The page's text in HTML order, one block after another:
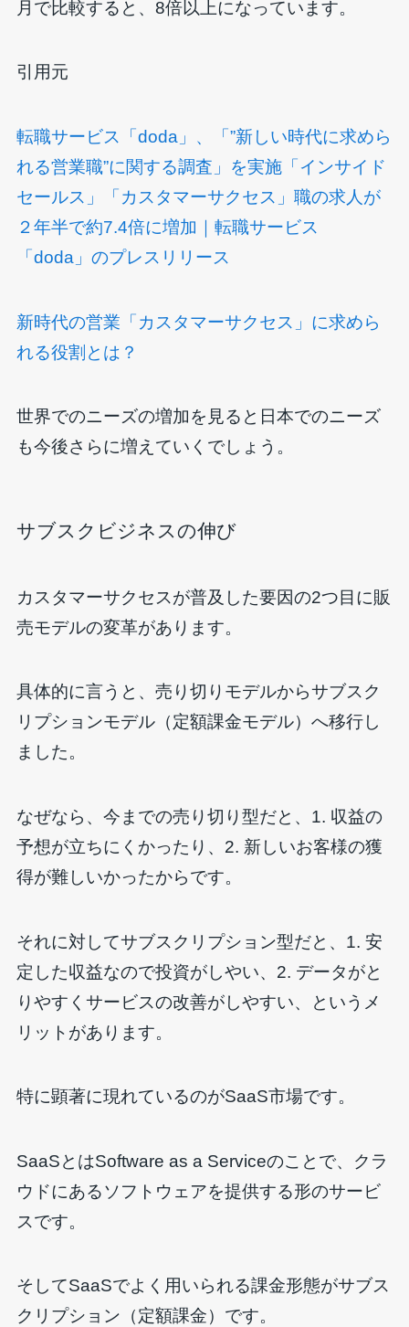
月で比較すると、8倍以上になっています。
引用元
転職サービス「doda」、「”新しい時代に求めら
れる営業職”に関する調査」を実施「インサイド
セールス」「カスタマーサクセス」職の求人が
２年半で約7.4倍に増加｜転職サービス
「doda」のプレスリリース
新時代の営業「カスタマーサクセス」に求めら
れる役割とは？
世界でのニーズの増加を見ると日本でのニーズ
も今後さらに増えていくでしょう。
サブスクビジネスの伸び
カスタマーサクセスが普及した要因の2つ目に販
売モデルの変革があります。
具体的に言うと、売り切りモデルからサブスク
リプションモデル（定額課金モデル）へ移行し
ました。
なぜなら、今までの売り切り型だと、1. 収益の
予想が立ちにくかったり、2. 新しいお客様の獲
得が難しいかったからです。
それに対してサブスクリプション型だと、1. 安
定した収益なので投資がしやい、2. データがと
りやすくサービスの改善がしやすい、というメ
リットがあります。
特に顕著に現れているのがSaaS市場です。
SaaSとはSoftware as a Serviceのことで、クラ
ウドにあるソフトウェアを提供する形のサービ
スです。
そしてSaaSでよく用いられる課金形態がサブス
クリプション（定額課金）です。